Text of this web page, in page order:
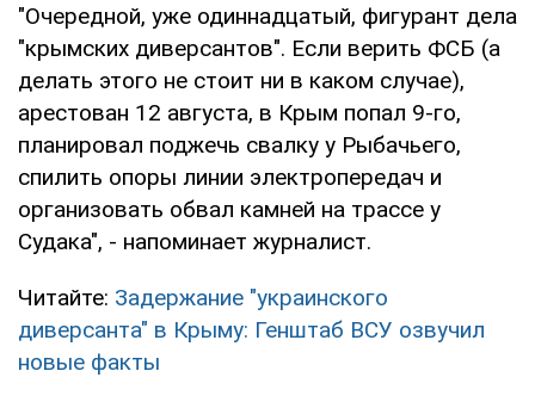
"Очередной, уже одиннадцатый, фигурант дела
"крымских диверсантов". Если верить ФСБ (а
делать этого не стоит ни в каком случае),
арестован 12 августа, в Крым попал 9-го,
планировал поджечь свалку у Рыбачьего,
спилить опоры линии электропередач и
организовать обвал камней на трассе у
Судака", - напоминает журналист.
Читайте: Задержание "украинского
диверсанта" в Крыму: Генштаб ВСУ озвучил
новые факты